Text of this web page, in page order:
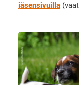
jäsensivuilla